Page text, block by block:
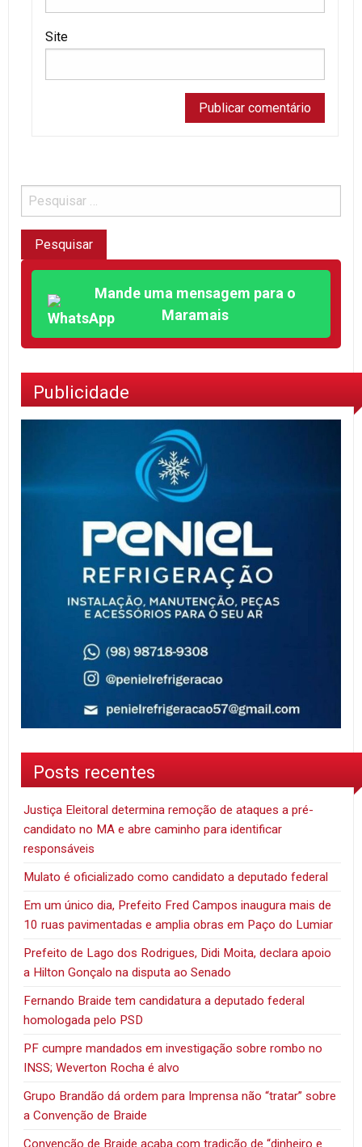
Site
Mande uma mensagem para o
Maramais
Publicidade
Posts recentes
Justiça Eleitoral determina remoção de ataques a pré-
candidato no MA e abre caminho para identificar
responsáveis
Mulato é oficializado como candidato a deputado federal
Em um único dia, Prefeito Fred Campos inaugura mais de
10 ruas pavimentadas e amplia obras em Paço do Lumiar
Prefeito de Lago dos Rodrigues, Didi Moita, declara apoio
a Hilton Gonçalo na disputa ao Senado
Fernando Braide tem candidatura a deputado federal
homologada pelo PSD
PF cumpre mandados em investigação sobre rombo no
INSS; Weverton Rocha é alvo
Grupo Brandão dá ordem para Imprensa não “tratar” sobre
a Convenção de Braide
Convenção de Braide acaba com tradição de “dinheiro e